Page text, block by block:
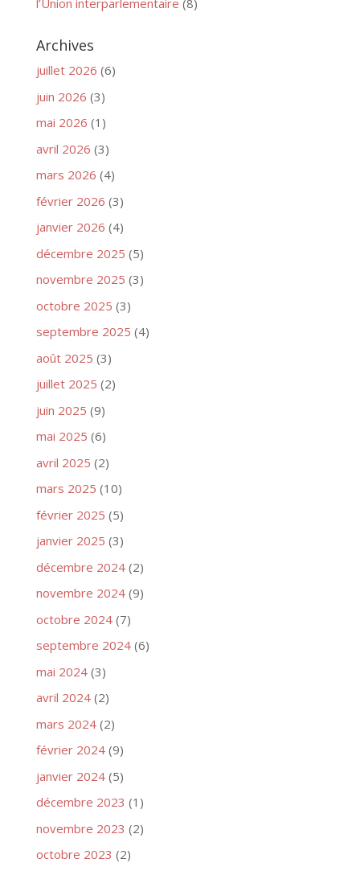
l’Union interparlementaire (8)
Archives
juillet 2026 (6)
juin 2026 (3)
mai 2026 (1)
avril 2026 (3)
mars 2026 (4)
février 2026 (3)
janvier 2026 (4)
décembre 2025 (5)
novembre 2025 (3)
octobre 2025 (3)
septembre 2025 (4)
août 2025 (3)
juillet 2025 (2)
juin 2025 (9)
mai 2025 (6)
avril 2025 (2)
mars 2025 (10)
février 2025 (5)
janvier 2025 (3)
décembre 2024(2)
novembre 2024(9)
octobre 2024(7)
septembre 2024(6)
mai 2024(3)
avril 2024(2)
mars 2024(2)
février 2024(9)
janvier 2024(5)
décembre 2023 (1)
novembre 2023 (2)
octobre 2023 (2)